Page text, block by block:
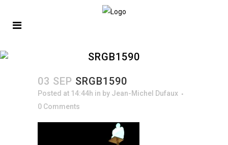
SRGB1590
03 SEP SRGB1590
Posted at 14:44h in by Jean-Michel Dufaux
0 Comments